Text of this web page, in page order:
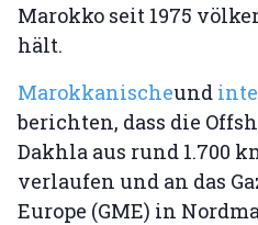
Marokko seit 1975
hält.
Marokkanischeund
berichten, dass die
Dakhla aus rund 1.700
verlaufen und an das
Europe (GME) in